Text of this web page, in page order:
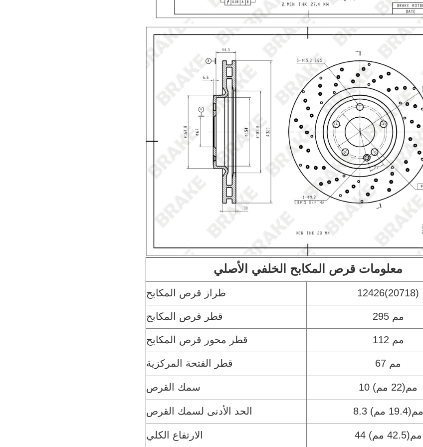
معلومات قرص المكابح الخلفي الأصلي
طراز قرص المكابح 12426(20718)
قطر قرص المكابح 295 مم
قطر محور قرص المكابح 112 مم
قطر الفتحة المركزية 67 مم
سمك القرص 10 مم(22 مم)
الحد الأدنى لسمك القرص 8.3 مم(19.4 مم)
الارتفاع الكلي 44 مم(42.5 مم)